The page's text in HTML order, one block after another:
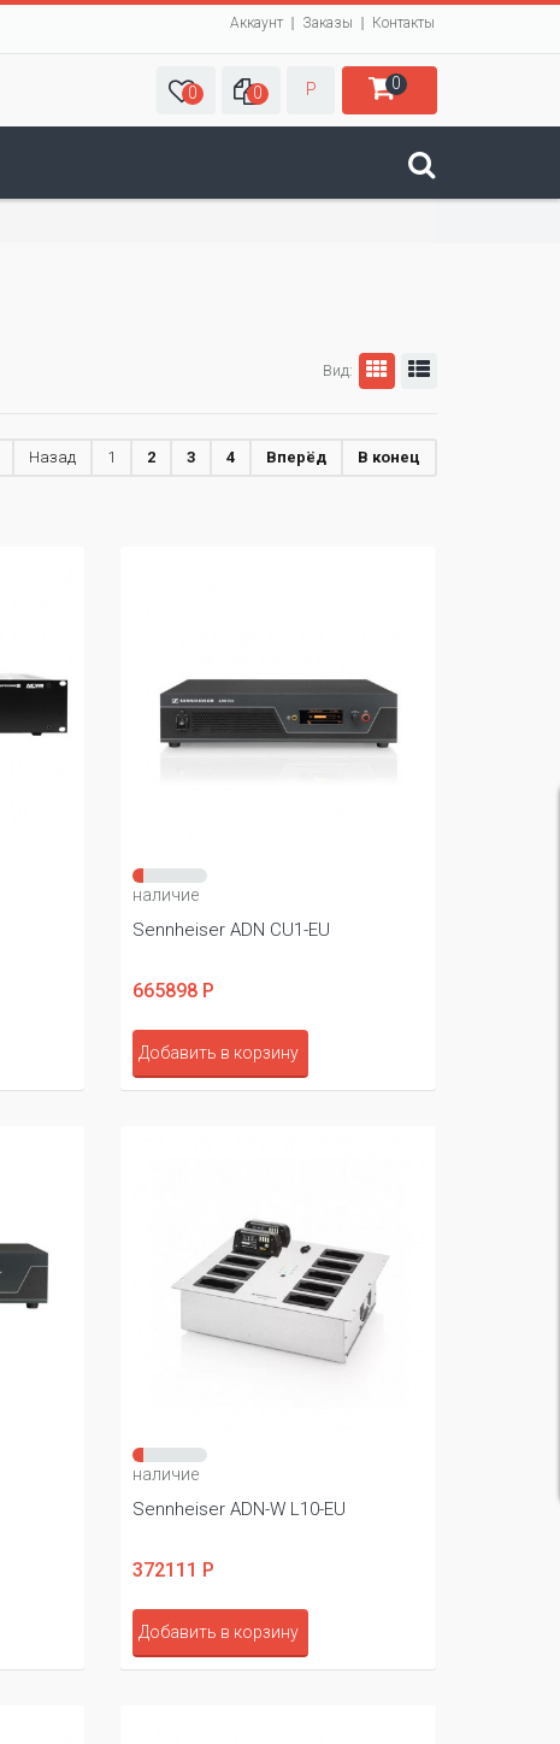
Аккаунт Заказы Контакты
0 0 Р 0
Вид:
Назад 1 2 3 4 Вперёд В конец
наличие
Sennheiser ADN CU1-EU
665898 Р
Добавить в корзину
наличие
Sennheiser ADN-W L10-EU
372111 Р
Добавить в корзину